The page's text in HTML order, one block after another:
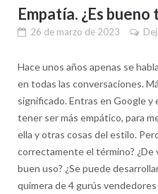
Empatía. ¿Es
26 de marzo de 2023
Hace unos años apenas se
en todas las conversaciones.
significado. Entras en Google y
tener ser más empático, para
ella y otras cosas del estilo.
correctamente el término? ¿De
buen uso? ¿Se puede
quimera de 4 gurús